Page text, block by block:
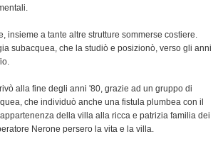
insieme a tante altre strutture sommerse costiere.
subacquea, che la studiò e posizionò, verso gli anni
alla fine degli anni '80, grazie ad un gruppo di
che individuò anche una fistula plumbea con il
della villa alla ricca e patrizia familia dei
Nerone persero la vita e la villa.